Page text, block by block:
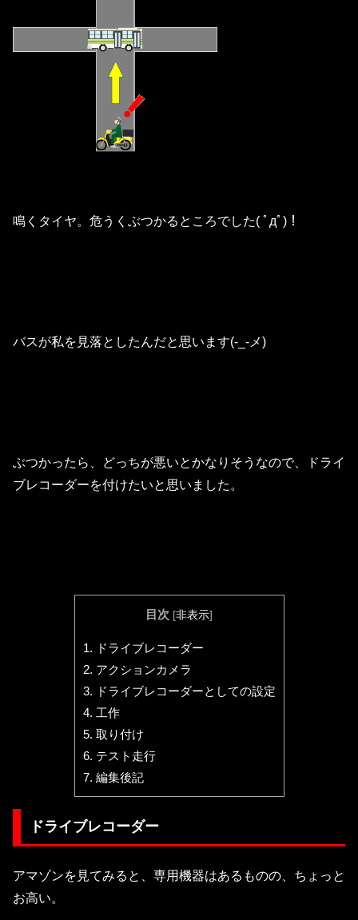
鳴くタイヤ。危うくぶつかるところでした( ﾟдﾟ)！
バスが私を見落としたんだと思います(-_-メ)
ぶつかったら、どっちが悪いとかなりそうなので、ドライ
ブレコーダーを付けたいと思いました。
目次 [非表示]
1. ドライブレコーダー
2. アクションカメラ
3. ドライブレコーダーとしての設定
4. 工作
5. 取り付け
6. テスト走行
7. 編集後記
ドライブレコーダー
アマゾンを見てみると、専用機器はあるものの、ちょっと
お高い。